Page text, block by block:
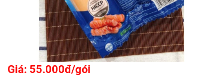
Giá: 55.000đ/gói